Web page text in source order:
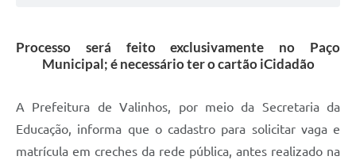
Galeria de Vídeos
Projetos
Contas Públicas
Processo será feito exclusivamente no Paço
Municipal; é necessário ter o cartão iCidadão
A Prefeitura de Valinhos, por meio da Secretaria da
Educação, informa que o cadastro para solicitar vaga e
matrícula em creches da rede pública, antes realizado na